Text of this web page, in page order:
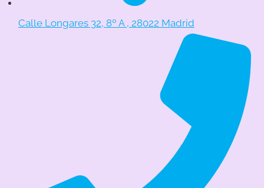
Calle Longares 32, 8º A , 28022 Madrid